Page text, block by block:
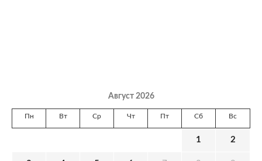
Август 2026
Пн Вт Ср Чт Пт Сб Вс
1 2